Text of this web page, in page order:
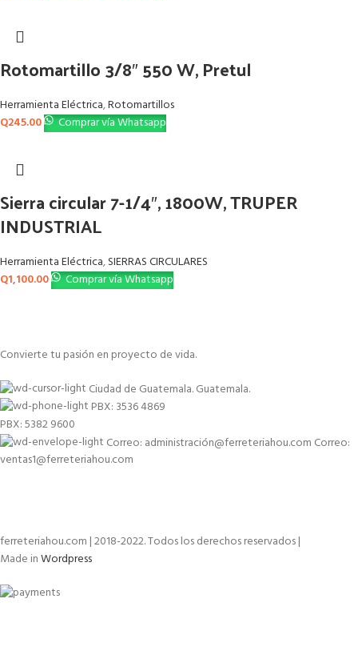
Rotomartillo 3/8″ 550 W, Pretul
Herramienta Eléctrica,Rotomartillos
Q245.00 Comprar vía Whatsapp
Sierra circular 7-1/4″, 1800W, TRUPER
INDUSTRIAL
Herramienta Eléctrica,SIERRAS CIRCULARES
Q1,100.00 Comprar vía Whatsapp
Convierte tu pasión en proyecto de vida.
Ciudad de Guatemala. Guatemala.
PBX: 3536 4869
PBX: 5382 9600
Correo: administración@ferreteriahou.com Correo:
ventas1@ferreteriahou.com
ferreteriahou.com | 2018-2022. Todos los derechos reservados |
Made inWordpress